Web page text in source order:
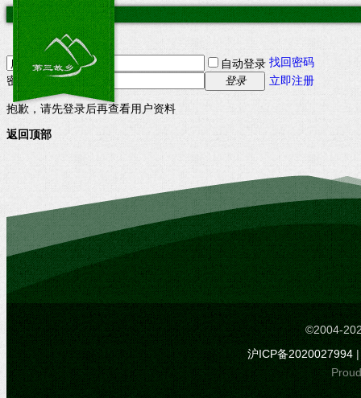
自动登录 找回密码
密码
登录 立即注册
抱歉，请先登录后再查看用户资料
返回顶部
©2004-
沪ICP备2020027994